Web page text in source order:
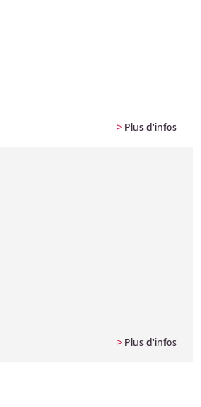
> Plus d'infos
> Plus d'infos